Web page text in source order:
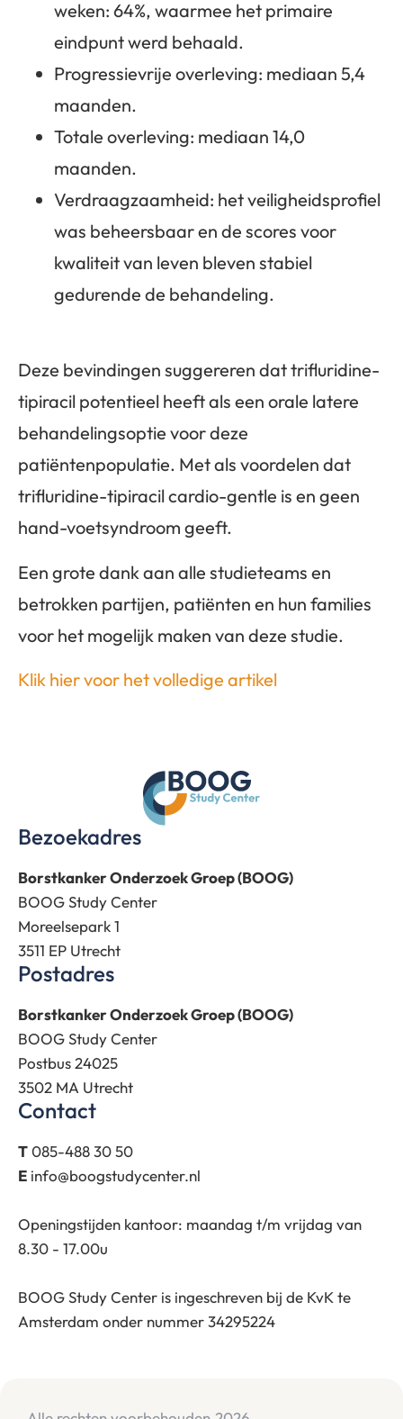
weken: 64%, waarmee het primaire
eindpunt werd behaald.
Progressievrije overleving: mediaan 5,4
maanden.
Totale overleving: mediaan 14,0
maanden.
Verdraagzaamheid: het veiligheidsprofiel
was beheersbaar en de scores voor
kwaliteit van leven bleven stabiel
gedurende de behandeling.
Deze bevindingen suggereren dat trifluridine-
tipiracil potentieel heeft als een orale latere
behandelingsoptie voor deze
patiëntenpopulatie. Met als voordelen dat
trifluridine-tipiracil cardio-gentle is en geen
hand-voetsyndroom geeft.
Een grote dank aan alle studieteams en
betrokken partijen, patiënten en hun families
voor het mogelijk maken van deze studie.
Klik hier voor het volledige artikel
Bezoekadres
Borstkanker Onderzoek Groep (BOOG)
BOOG Study Center
Moreelsepark 1
3511 EP Utrecht
Postadres
Borstkanker Onderzoek Groep (BOOG)
BOOG Study Center
Postbus 24025
3502 MA Utrecht
Contact
T085-488 30 50
E info@boogstudycenter.nl
Openingstijden kantoor: maandag t/m vrijdag van
8.30 - 17.00u
BOOG Study Center is ingeschreven bij de KvK te
Amsterdam onder nummer 34295224